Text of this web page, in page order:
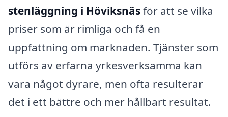
stenläggning i Höviksnäsför att se vilka
priser som är rimliga och få en
uppfattning om marknaden. Tjänster som
utförs av erfarna yrkesverksamma kan
vara något dyrare, men ofta resulterar
det i ett bättre och mer hållbart resultat.